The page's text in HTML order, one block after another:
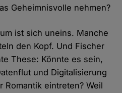
Geheimnisvolle nehmen?
ist sich uneins. Manche
den Kopf. Und Fischer
These: Könnte es sein,
und Digitalisierung
Romantik eintreten? Weil